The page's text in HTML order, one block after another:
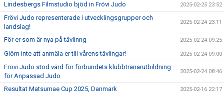
Lindesbergs Filmstudio bjöd in Frövi Judo 2025-02-25 23:52
Frövi Judo representerade i utvecklingsgrupper och
landslag!
2025-02-24 23:11
För er som är nya på tävlinng 2025-02-24 09:25
Glöm inte att anmäla er till vårens tävlingar! 2025-02-24 09:00
Frövi Judo stod värd för förbundets klubbtränarutbildning
för Anpassad Judo
2025-02-24 08:46
Resultat Matsumae Cup 2025, Danmark 2025-02-16 22:17